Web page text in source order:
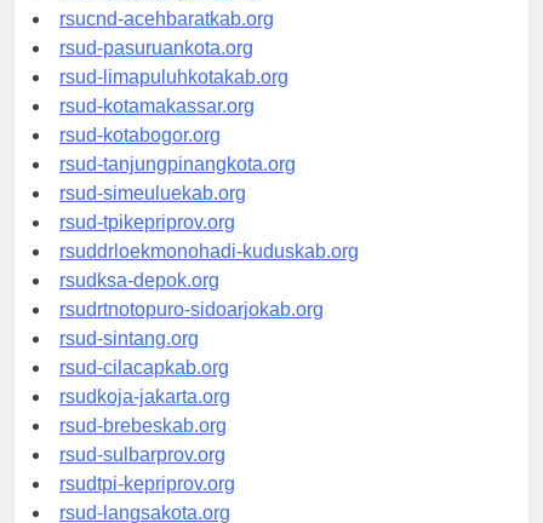
rsud-tangerangkota.org
rsucnd-acehbaratkab.org
rsud-pasuruankota.org
rsud-limapuluhkotakab.org
rsud-kotamakassar.org
rsud-kotabogor.org
rsud-tanjungpinangkota.org
rsud-simeuluekab.org
rsud-tpikepriprov.org
rsuddrloekmonohadi-kuduskab.org
rsudksa-depok.org
rsudrtnotopuro-sidoarjokab.org
rsud-sintang.org
rsud-cilacapkab.org
rsudkoja-jakarta.org
rsud-brebeskab.org
rsud-sulbarprov.org
rsudtpi-kepriprov.org